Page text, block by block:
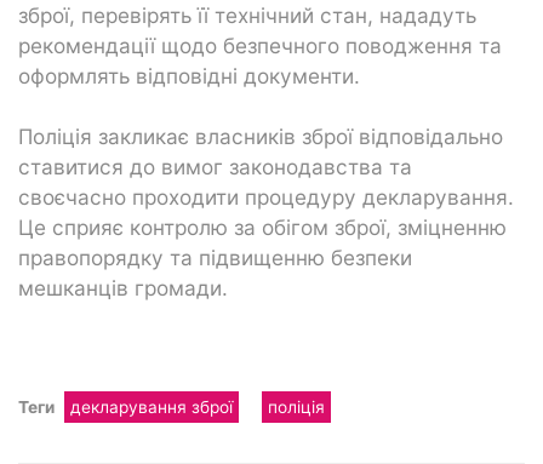
зброї, перевірять її технічний стан, нададуть
рекомендації щодо безпечного поводження та
оформлять відповідні документи.
Поліція закликає власників зброї відповідально
ставитися до вимог законодавства та
своєчасно проходити процедуру декларування.
Це сприяє контролю за обігом зброї, зміцненню
правопорядку та підвищенню безпеки
мешканців громади.
Теги декларування зброї поліція